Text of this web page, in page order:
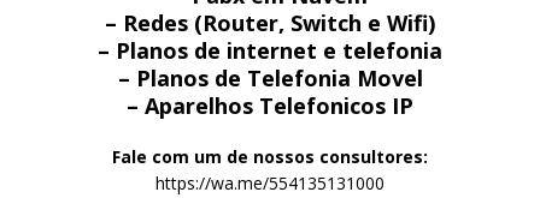
– Redes (Router, Switch e Wifi)
– Planos de internet e telefonia
– Planos de Telefonia Movel
– Aparelhos Telefonicos IP
Fale com um de nossos consultores:
https://wa.me/554135131000